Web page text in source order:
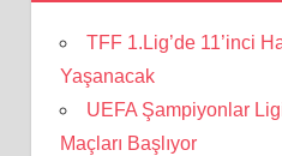
TFF 1.Lig’de 11’inci
Yaşanacak
UEFA Şampiyonlar
Maçları Başlıyor